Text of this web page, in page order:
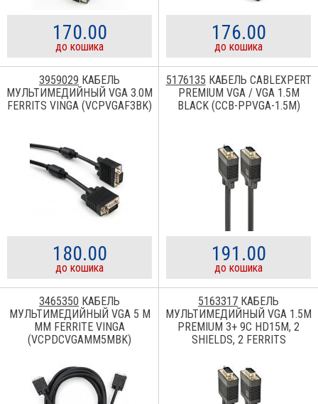
170.00
до кошика
176.00
до кошика
3959029 КАБЕЛЬ
МУЛЬТИМЕДИЙНЫЙ VGA 3.0M
FERRITS VINGA (VCPVGAF3BK)
180.00
до кошика
5176135 КАБЕЛЬ CABLEXPERT
PREMIUM VGA / VGA 1.5M
BLACK (CCB-PPVGA-1.5M)
191.00
до кошика
3465350 КАБЕЛЬ
МУЛЬТИМЕДИЙНЫЙ VGA 5 M
MM FERRITE VINGA
(VCPDCVGAMM5MBK)
5163317 КАБЕЛЬ
МУЛЬТИМЕДИЙНЫЙ VGA 1.5M
PREMIUM 3+ 9C HD15M, 2
SHIELDS, 2 FERRITS
1.5M)